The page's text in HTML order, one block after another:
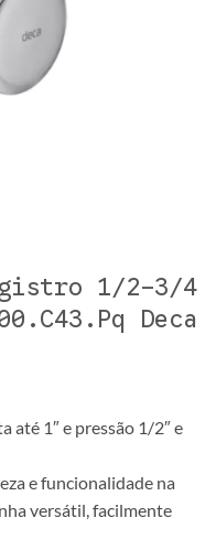
1/2-3/4
Deca
até 1″ e pressão 1/2″ e
e funcionalidade na
versátil, facilmente